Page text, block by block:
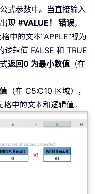
式参数中。当直接输入
现 #VALUE！ 错误。
中的文本“APPLE”视为
辑值 FALSE 和 TRUE
返回0 为最小数值 （在
（在 C5:C10 区域），
中的文本和逻辑值。